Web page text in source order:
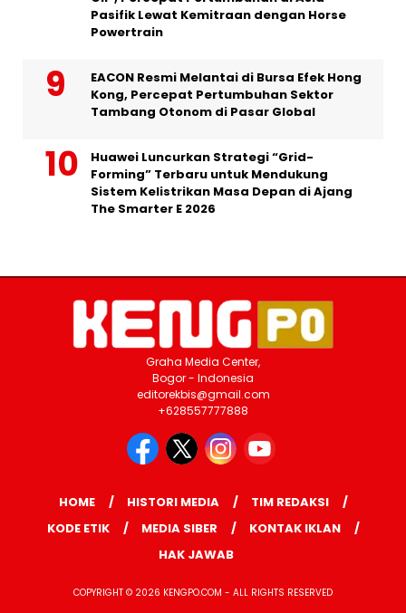
Pasifik Lewat Kemitraan dengan Horse
Powertrain
EACON Resmi Melantai di Bursa Efek Hong
Kong, Percepat Pertumbuhan Sektor
Tambang Otonom di Pasar Global
Huawei Luncurkan Strategi “Grid-
Forming” Terbaru untuk Mendukung
Sistem Kelistrikan Masa Depan di Ajang
The Smarter E 2026
Graha Media Center,
Bogor - Indonesia
editorekbis@gmail.com
+628557777888
HOME HISTORI MEDIA
TIM REDAKSI
KODE ETIK
MEDIA SIBER
KONTAK IKLAN
HAK JAWAB
COPYRIGHT © 2026 KENGPO.COM - ALL RIGHTS RESERVED